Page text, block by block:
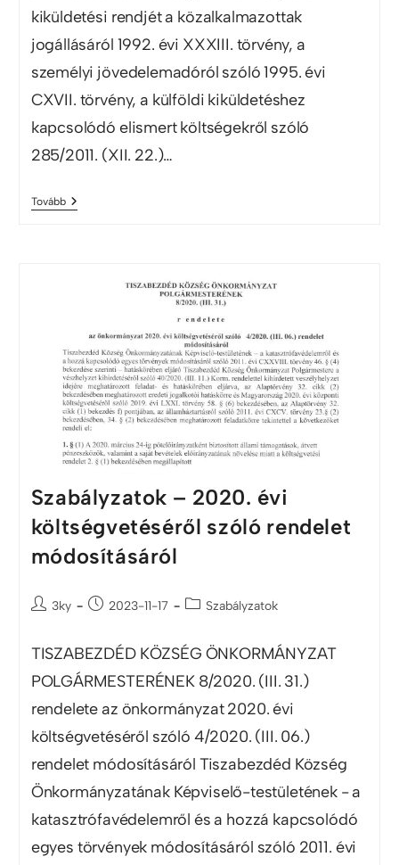
kiküldetési rendjét a közalkalmazottak
jogállásáról 1992. évi XXXIII. törvény, a
személyi jövedelemadóról szóló 1995. évi
CXVII. törvény, a külföldi kiküldetéshez
kapcsolódó elismert költségekről szóló
285/2011. (XII. 22.)…
Tovább
Szabályzatok – 2020. évi
költségvetéséről szóló rendelet
módosításáról
3ky 2023-11-17 Szabályzatok
TISZABEZDÉD KÖZSÉG ÖNKORMÁNYZAT
POLGÁRMESTERÉNEK 8/2020. (III. 31.)
rendelete az önkormányzat 2020. évi
költségvetéséről szóló 4/2020. (III. 06.)
rendelet módosításáról Tiszabezdéd Község
Önkormányzatának Képviselő-testületének - a
katasztrófavédelemről és a hozzá kapcsolódó
egyes törvények módosításáról szóló 2011. évi